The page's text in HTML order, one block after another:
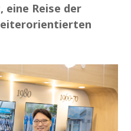
Reise der